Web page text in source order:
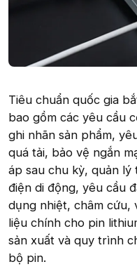
Tiêu chuẩn quốc gia
bao gồm các yêu cầu
ghi nhãn sản phẩm,
quá tải, bảo vệ ngắn
áp sau chu kỳ, quản lý
điện di động, yêu cầu
dụng nhiệt, châm cứu,
liệu chính cho pin
sản xuất và quy trình
bộ pin.